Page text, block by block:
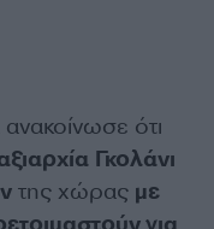
ότι
Γκολάνι
της χώρας με